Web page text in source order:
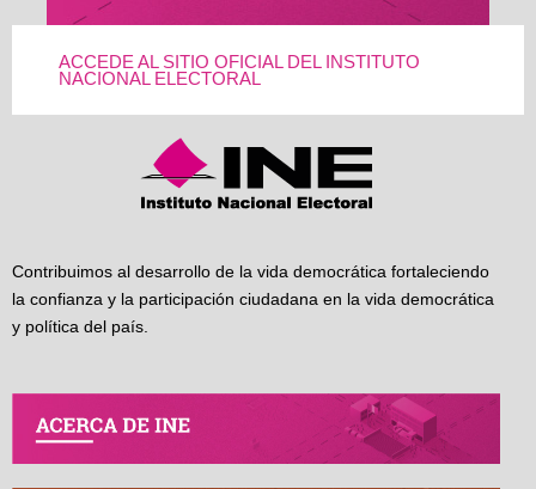
ACCEDE AL SITIO OFICIAL DEL INSTITUTO
NACIONAL ELECTORAL
Contribuimos al desarrollo de la vida democrática fortaleciendo
la confianza y la participación ciudadana en la vida democrática
y política del país.